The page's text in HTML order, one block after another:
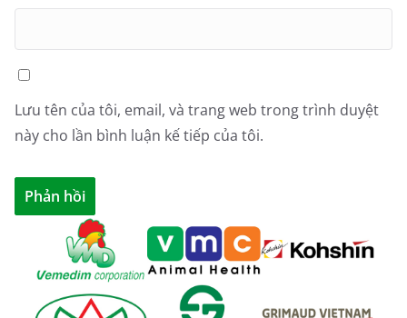
Lưu tên của tôi, email, và trang web trong trình duyệt
này cho lần bình luận kế tiếp của tôi.